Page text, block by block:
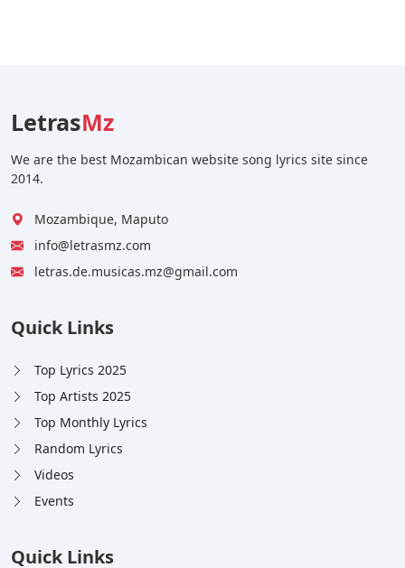
LetrasMz
We are the best Mozambican website song lyrics site since
2014.
Mozambique, Maputo
info@letrasmz.com
letras.de.musicas.mz@gmail.com
Quick Links
Top Lyrics 2025
Top Artists 2025
Top Monthly Lyrics
Random Lyrics
Videos
Events
Quick Links